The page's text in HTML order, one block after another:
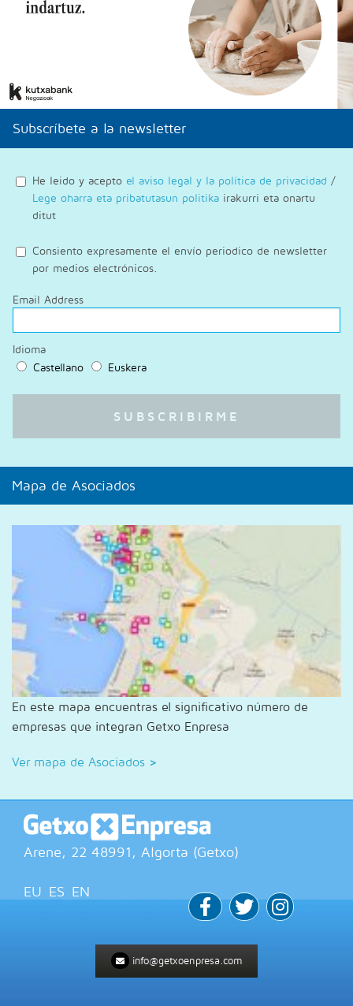
Subscríbete a la newsletter
He leido y acepto el aviso legal y la política de privacidad /
Lege oharra eta pribatutasun politika irakurri eta onartu
ditut
Consiento expresamente el envío periodico de newsletter
por medios electrónicos.
Email Address
Idioma
Castellano
Euskera
Mapa de Asociados
En este mapa encuentras el significativo número de
empresas que integran Getxo Enpresa
Ver mapa de Asociados >
Arene, 22 48991, Algorta (Getxo)
EU ES EN
info@getxoenpresa.com